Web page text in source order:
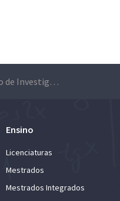
Posts tagged "Centro de Investigação e Inovação em Engenharia Civil para a Sustentabilidade (CERIS)"
Ensino
Licenciaturas
Mestrados
Mestrados Integrados